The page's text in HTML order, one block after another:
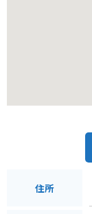
住所